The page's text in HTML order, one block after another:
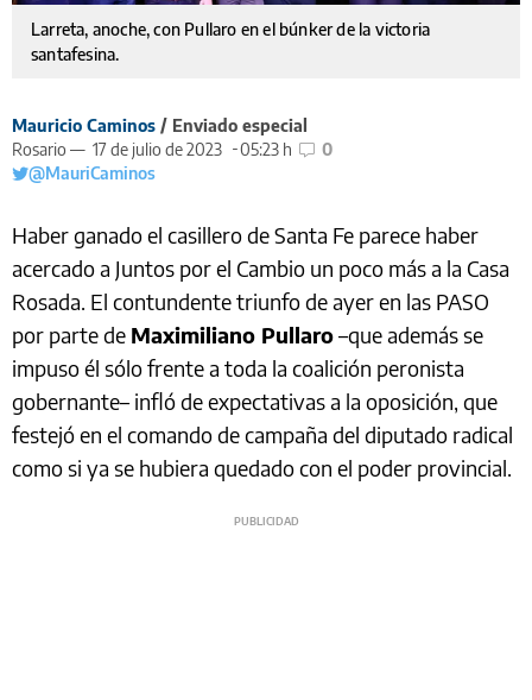
Larreta, anoche, con Pullaro en el búnker de la victoria
santafesina.
Mauricio Caminos / Enviado especial
Rosario — 17 de julio de 2023 05:23 h
0
@MauriCaminos
Haber ganado el casillero de Santa Fe parece haber
acercado a Juntos por el Cambio un poco más a la Casa
Rosada. El contundente triunfo de ayer en las PASO
por parte de Maximiliano Pullaro–que además se
impuso él sólo frente a toda la coalición peronista
gobernante– infló de expectativas a la oposición, que
festejó en el comando de campaña del diputado radical
como si ya se hubiera quedado con el poder provincial.